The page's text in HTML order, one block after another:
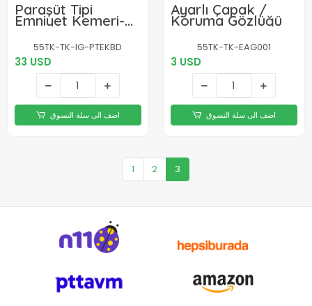
Paraşüt Tipi
Emniyet Kemeri-
Bel Destekli - Ce
Belgeli
55TK-TK-IG-PTEKBD
33 USD
اضف الى سلة التسوق
Ayarlı Çapak /
Koruma Gözlüğü
55TK-TK-EAG001
3 USD
اضف الى سلة التسوق
1 2 3